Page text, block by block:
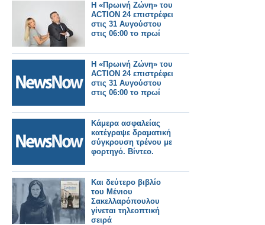
Η «Πρωινή Ζώνη» του
ACTION 24 επιστρέφει
στις 31 Αυγούστου
στις 06:00 το πρωί
Η «Πρωινή Ζώνη» του
ACTION 24 επιστρέφει
στις 31 Αυγούστου
στις 06:00 το πρωί
Κάμερα ασφαλείας
κατέγραψε δραματική
σύγκρουση τρένου με
φορτηγό. Βίντεο.
Και δεύτερο βιβλίο
του Μένιου
Σακελλαρόπουλου
γίνεται τηλεοπτική
σειρά